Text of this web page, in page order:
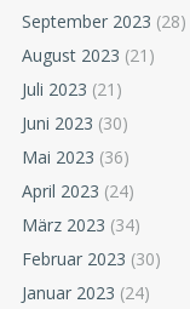
September 2023 (28)
August 2023 (21)
Juli 2023 (21)
Juni 2023 (30)
Mai 2023 (36)
April 2023 (24)
März 2023 (34)
Februar 2023 (30)
Januar 2023 (24)